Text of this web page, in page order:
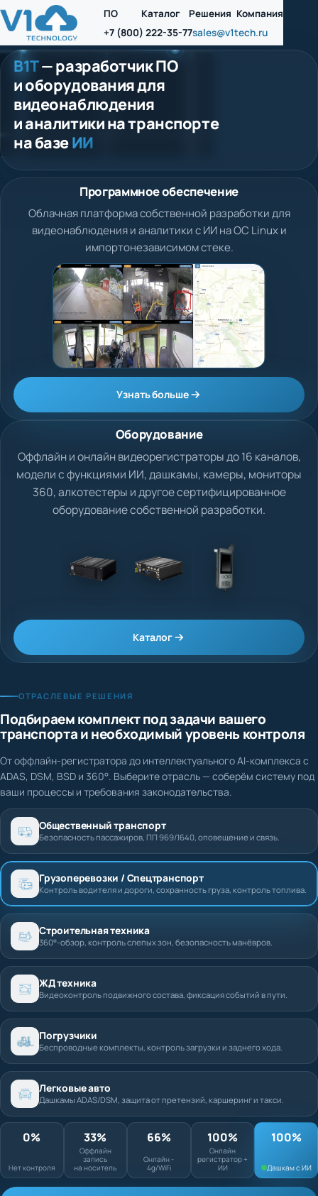
ПО Каталог Решения Компания
+7 (800) 222-35-77sales@v1tech.ru
В1Т— разработчик ПО
и оборудования для
видеонаблюдения
и аналитики на транспорте
на базеИИ
Программное обеспечение
Облачная платформа собственной разработки для
видеонаблюдения и аналитики с ИИ на ОС Linux и
импортонезависимом стеке.
Узнать больше
Оборудование
Оффлайн и онлайн видеорегистраторы до 16 каналов,
модели с функциями ИИ, дашкамы, камеры, мониторы
360, алкотестеры и другое сертифицированное
оборудование собственной разработки.
Каталог
ОТРАСЛЕВЫЕ РЕШЕНИЯ
Подбираем комплект под задачи вашего
транспорта и необходимый уровень контроля
От оффлайн-регистратора до интеллектуального AI-комплекса с
ADAS, DSM, BSD и 360°. Выберите отрасль — соберём систему под
ваши процессы и требования законодательства.
Общественный транспорт
Безопасность пассажиров, ПП 969/1640, оповещение и связь.
Грузоперевозки / Спецтранспорт
Контроль водителя и дороги, сохранность груза, контроль топлива.
Строительная техника
360°-обзор, контроль слепых зон, безопасность манёвров.
ЖД техника
Видеоконтроль подвижного состава, фиксация событий в пути.
Погрузчики
Беспроводные комплекты, контроль загрузки и заднего хода.
Легковые авто
Дашкамы ADAS/DSM, защита от претензий, каршеринг и такси.
0%
Оффлайн запись
на носитель
66%
Онлайн - 4g/WiFi
100%